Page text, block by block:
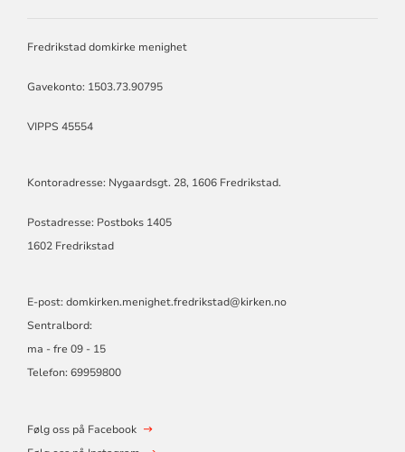
Fredrikstad domkirke menighet
Gavekonto: 1503.73.90795
VIPPS 45554
Kontoradresse: Nygaardsgt. 28, 1606 Fredrikstad.
Postadresse: Postboks 1405
1602 Fredrikstad
E-post: domkirken.menighet.fredrikstad@kirken.no
Sentralbord:
ma - fre 09 - 15
Telefon: 69959800
Følg oss på Facebook